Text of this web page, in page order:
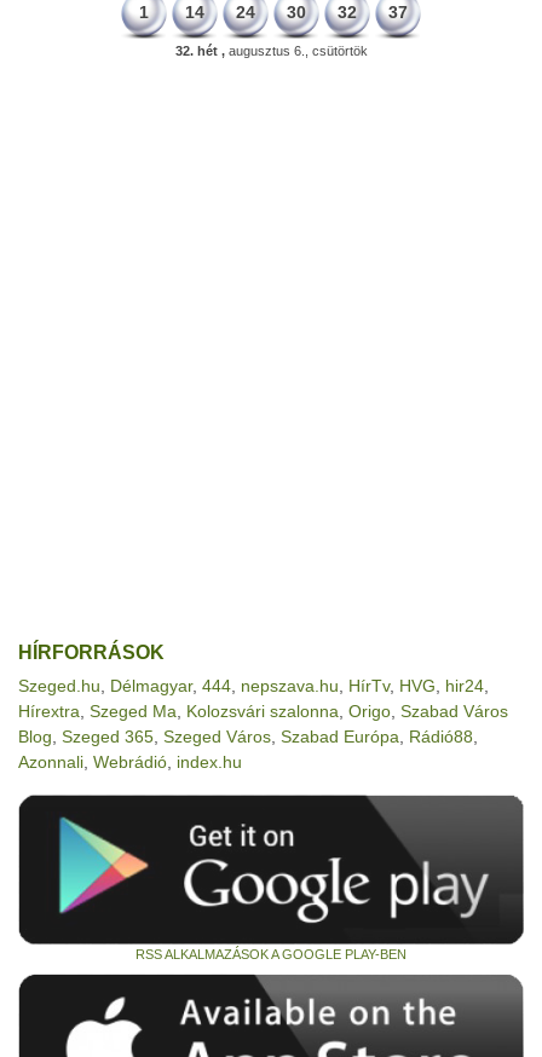
1 14 24 30 32 37
32. hét ,augusztus 6., csütörtök
HÍRFORRÁSOK
Szeged.hu Délmagyar, 444 nepszava.hu HírTv, HVG hir24
Hírextra Szeged Ma Kolozsvári szalonna Origo Szabad Város
Blog Szeged 365 Szeged Város Szabad Európa Rádió88
Azonnali Webrádió index.hu
RSS ALKALMAZÁSOK A GOOGLE PLAY-BEN